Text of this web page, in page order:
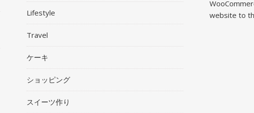
Lifestyle
Travel
ケーキ
ショッピング
スイーツ作り
website to